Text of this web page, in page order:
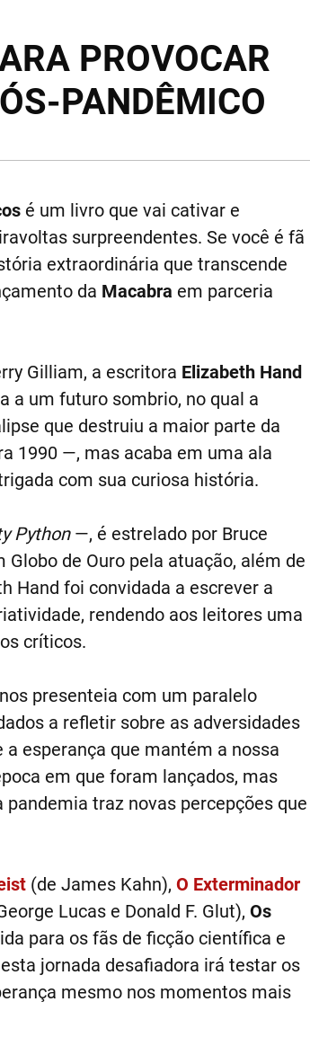
PROVOCAR
PANDÊMICO
é um livro que vai cativar e
surpreendentes. Se você é fã
extraordinária que transcende
da Macabra em parceria
Gilliam, a escritora Elizabeth Hand
a um futuro sombrio, no qual a
que destruiu a maior parte da
1990 —, mas acaba em uma ala
com sua curiosa história.
Python—, é estrelado por Bruce
de Ouro pela atuação, além de
Hand foi convidada a escrever a
rendendo aos leitores uma
críticos.
presenteia com um paralelo
a refletir sobre as adversidades
esperança que mantém a nossa
em que foram lançados, mas
traz novas percepções que
(de James Kahn), O Exterminador
Lucas e Donald F. Glut), Os
para os fãs de ficção científica e
jornada desafiadora irá testar os
mesmo nos momentos mais